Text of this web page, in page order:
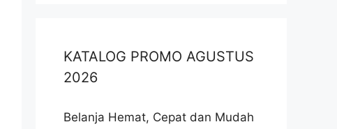
KATALOG PROMO AGUSTUS
2026
Belanja Hemat, Cepat dan Mudah